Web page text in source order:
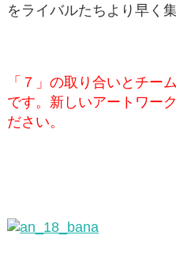
をライバルたちより早く
「７」の取り合いとチー
です。新しいアートワー
ださい。